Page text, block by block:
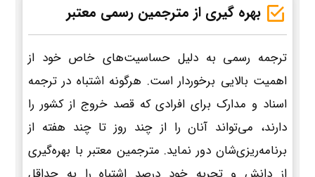
بهره گیری از مترجمین رسمی معتبر
ترجمه رسمی به دلیل حساسیت‌های خاص خود از
اهمیت بالایی برخوردار است. هرگونه اشتباه در ترجمه
اسناد و مدارک برای افرادی که قصد خروج از کشور را
دارند، می‌تواند آنان را از چند روز تا چند هفته از
برنامه‌ریزی‌شان دور نماید. مترجمین معتبر با بهره‌گیری